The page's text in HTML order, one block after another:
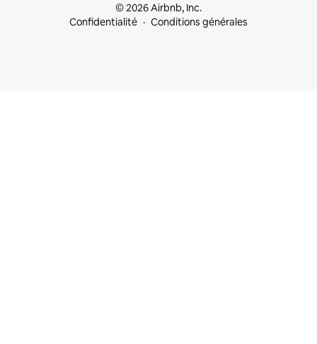
© 2026 Airbnb, Inc.
Confidentialité
Conditions générales